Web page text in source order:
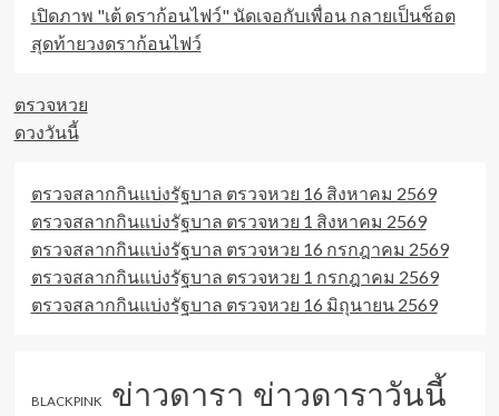
เปิดภาพ "เต้ ดราก้อนไฟว์" นัดเจอกับเพื่อน กลายเป็นช็อต
สุดท้ายวงดราก้อนไฟว์
ตรวจหวย
ดวงวันนี้
ตรวจสลากกินแบ่งรัฐบาล ตรวจหวย 16 สิงหาคม 2569
ตรวจสลากกินแบ่งรัฐบาล ตรวจหวย 1 สิงหาคม 2569
ตรวจสลากกินแบ่งรัฐบาล ตรวจหวย 16 กรกฎาคม 2569
ตรวจสลากกินแบ่งรัฐบาล ตรวจหวย 1 กรกฎาคม 2569
ตรวจสลากกินแบ่งรัฐบาล ตรวจหวย 16 มิถุนายน 2569
BLACKPINK ข่าวดารา ข่าวดาราวันนี้